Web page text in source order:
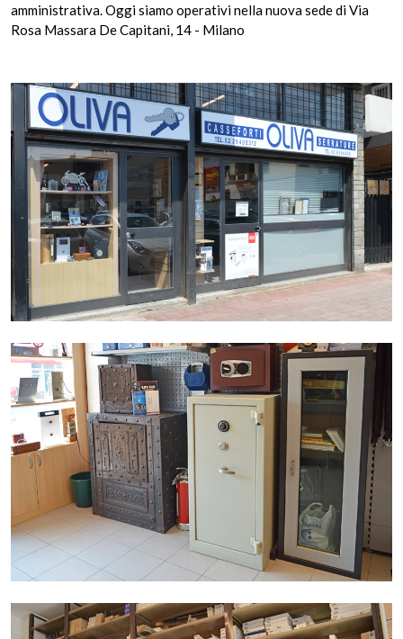
amministrativa. Oggi siamo operativi nella nuova sede di Via
Rosa Massara De Capitani, 14 - Milano